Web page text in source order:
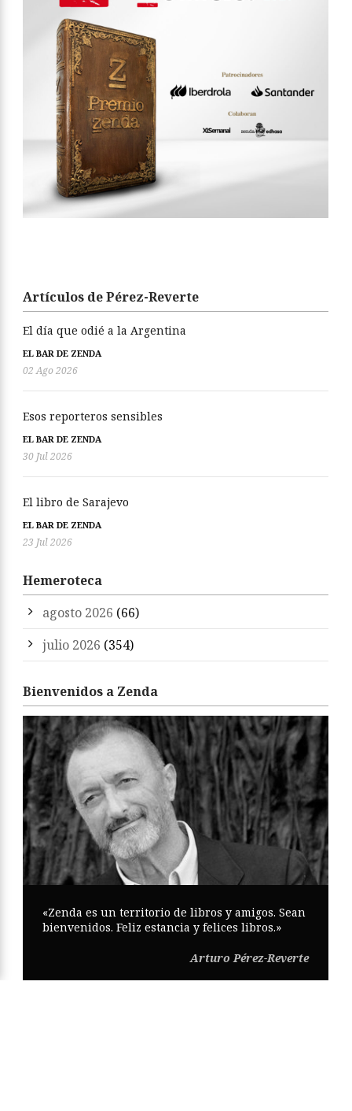
Artículos de Pérez-Reverte
El día que odié a la Argentina
EL BAR DE ZENDA
02 Ago 2026
Esos reporteros sensibles
EL BAR DE ZENDA
30 Jul 2026
El libro de Sarajevo
EL BAR DE ZENDA
23 Jul 2026
Hemeroteca
agosto 2026 (66)
julio 2026 (354)
Bienvenidos a Zenda
«Zenda es un territorio de libros y amigos. Sean
bienvenidos. Feliz estancia y felices libros.»
Arturo Pérez-Reverte